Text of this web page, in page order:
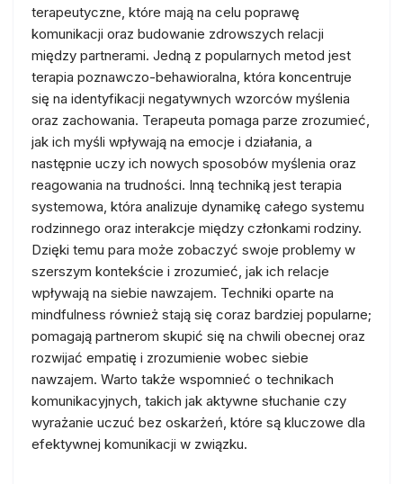
terapeutyczne, które mają na celu poprawę
komunikacji oraz budowanie zdrowszych relacji
między partnerami. Jedną z popularnych metod jest
terapia poznawczo-behawioralna, która koncentruje
się na identyfikacji negatywnych wzorców myślenia
oraz zachowania. Terapeuta pomaga parze zrozumieć,
jak ich myśli wpływają na emocje i działania, a
następnie uczy ich nowych sposobów myślenia oraz
reagowania na trudności. Inną techniką jest terapia
systemowa, która analizuje dynamikę całego systemu
rodzinnego oraz interakcje między członkami rodziny.
Dzięki temu para może zobaczyć swoje problemy w
szerszym kontekście i zrozumieć, jak ich relacje
wpływają na siebie nawzajem. Techniki oparte na
mindfulness również stają się coraz bardziej popularne;
pomagają partnerom skupić się na chwili obecnej oraz
rozwijać empatię i zrozumienie wobec siebie
nawzajem. Warto także wspomnieć o technikach
komunikacyjnych, takich jak aktywne słuchanie czy
wyrażanie uczuć bez oskarżeń, które są kluczowe dla
efektywnej komunikacji w związku.